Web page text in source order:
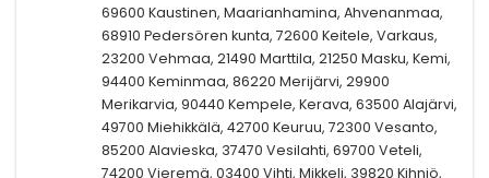
69600 Kaustinen, Maarianhamina, Ahvenanmaa,
68910 Pedersören kunta, 72600 Keitele, Varkaus,
23200 Vehmaa, 21490 Marttila, 21250 Masku, Kemi,
94400 Keminmaa, 86220 Merijärvi, 29900
Merikarvia, 90440 Kempele, Kerava, 63500 Alajärvi,
49700 Miehikkälä, 42700 Keuruu, 72300 Vesanto,
85200 Alavieska, 37470 Vesilahti, 69700 Veteli,
74200 Vieremä, 03400 Vihti, Mikkeli, 39820 Kihniö,